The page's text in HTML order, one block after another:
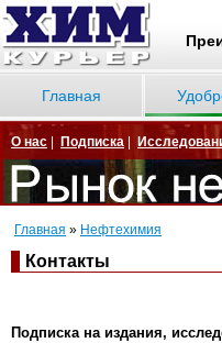
Главная
О нас Подписка
Главная » Нефтехимия
Контакты
Подписка на издания,